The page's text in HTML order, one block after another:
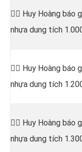
👷‍♂️ Huy Hoàng báo
nhựa dung tích
👷‍♂️ Huy Hoàng báo
nhựa dung tích
👷‍♂️ Huy Hoàng báo
nhựa dung tích